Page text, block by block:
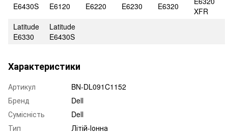
E6430S
E6120
E6220
E6230
E6320
XFR
Latitude
E6330
Latitude
E6430S
Характеристики
Артикул
BN-DL091C1152
Бренд
Dell
Сумісність
Dell
Тип
Літій-Іонна